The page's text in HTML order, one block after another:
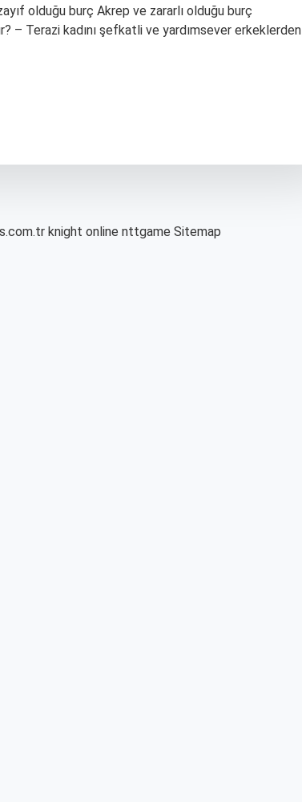
olduğu burç Akrep ve zararlı olduğu burç
– Terazi kadını şefkatli ve yardımsever erkeklerden
knight online nttgame Sitemap